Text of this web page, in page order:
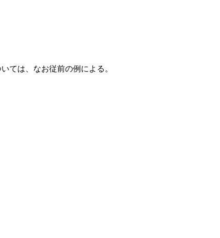
ては、なお従前の例による。